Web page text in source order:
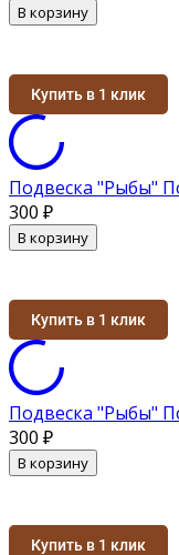
В корзину
Купить в 1 клик
Подвеска "Рыбы"
300 ₽
В корзину
Купить в 1 клик
Подвеска "Рыбы"
300 ₽
В корзину
Купить в 1 клик